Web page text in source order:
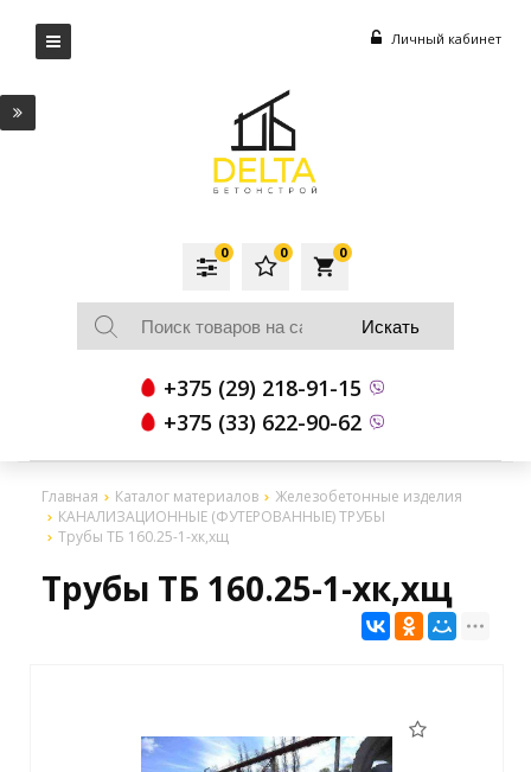
Личный кабинет
local_grocery_store
0
0
0
+375 (29) 218-91-15
+375 (33) 622-90-62
Главная Каталог материалов
Железобетонные изделия
КАНАЛИЗАЦИОННЫЕ (ФУТЕРОВАННЫЕ) ТРУБЫ
Трубы ТБ 160.25-1-хк,хщ
Трубы ТБ 160.25-1-хк,хщ